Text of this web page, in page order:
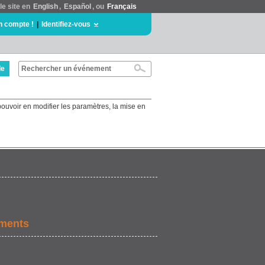
site en English , Español , ou Français
compte ! Identifiez-vous
en modifier les paramètres, la mise en